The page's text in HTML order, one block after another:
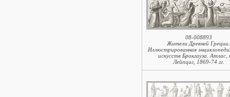
08-008893
Жители Древней Греции.
Иллюстрированная
искусств Брокгауза. Атлас,
Лейпциг, 1869-74 гг.